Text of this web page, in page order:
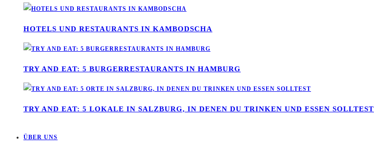
HOTELS UND RESTAURANTS IN KAMBODSCHA
TRY AND EAT: 5 BURGERRESTAURANTS IN HAMBURG
TRY AND EAT: 5 LOKALE IN SALZBURG, IN DENEN DU TRINKEN UND ESSEN SOLLTEST
ÜBER UNS